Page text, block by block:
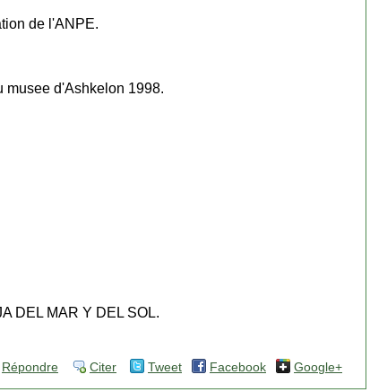
de l'ANPE.
musee d'Ashkelon 1998.
DEL MAR Y DEL SOL.
Répondre Citer Tweet Facebook Google+